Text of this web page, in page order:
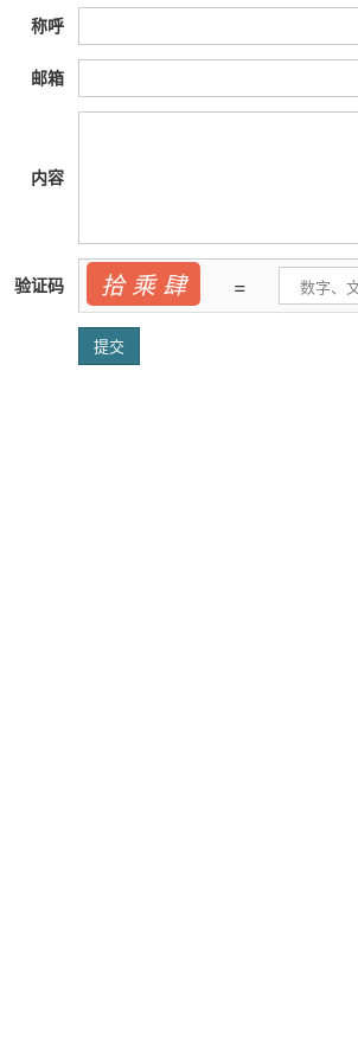
称呼
邮箱
内容
验证码 拾 乘 肆 =